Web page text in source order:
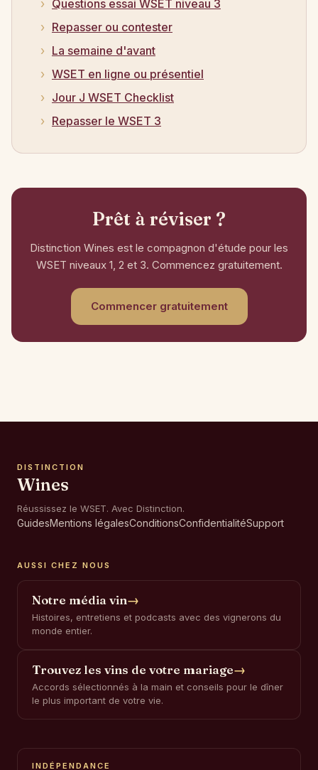
Questions essai WSET niveau 3
Repasser ou contester
La semaine d'avant
WSET en ligne ou présentiel
Jour J WSET Checklist
Repasser le WSET 3
Prêt à réviser ?
Distinction Wines est le compagnon d'étude pour les
WSET niveaux 1, 2 et 3. Commencez gratuitement.
Commencer gratuitement
DISTINCTION
Wines
Réussissez le WSET. Avec Distinction.
GuidesMentions légalesConditionsConfidentialitéSupport
AUSSI CHEZ NOUS
Notre média vin→
Histoires, entretiens et podcasts avec des vignerons du
monde entier.
Trouvez les vins de votre mariage→
Accords sélectionnés à la main et conseils pour le dîner
le plus important de votre vie.
INDÉPENDANCE